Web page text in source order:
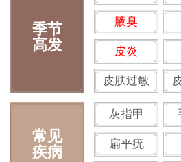
季节
高发
腋臭
皮炎
皮肤过敏
常见
疾病
灰指甲
扁平疣